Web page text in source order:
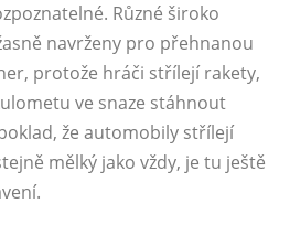
Různé široko
navrženy pro přehnanou
protože hráči střílejí rakety,
ve snaze stáhnout
že automobily střílejí
mělký jako vždy, je tu ještě